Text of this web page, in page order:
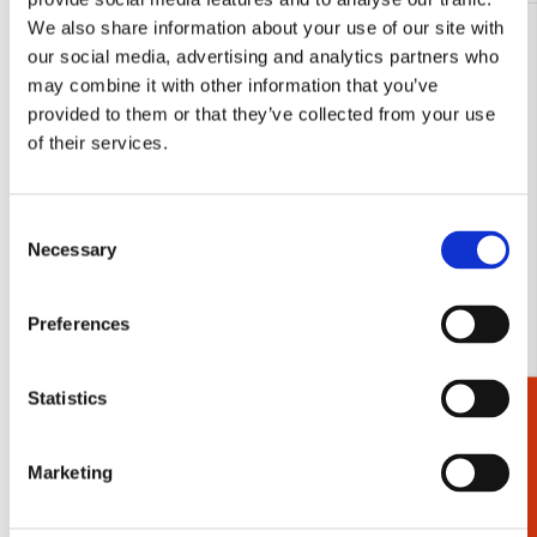
We also share information about your use of our site with
our social media, advertising and analytics partners who
may combine it with other information that you’ve
provided to them or that they’ve collected from your use
of their services.
Selection
Necessary
Preferences
Statistics
Marketing
Toevoegen
aan
verlanglijst
€ 9,99 € 9,99 Cadeaukiezer